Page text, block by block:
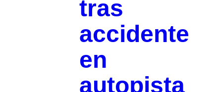
tras
accidente
en
autopista